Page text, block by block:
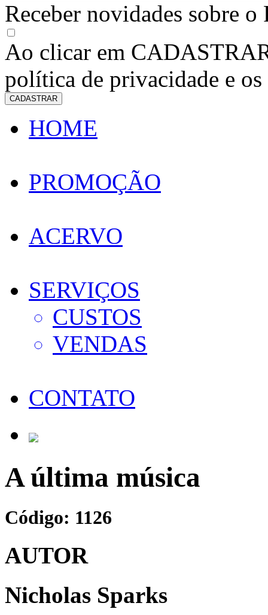
Receber novidades sobre
Ao clicar em
política de privacidade e os
CADASTRAR
HOME
PROMOÇÃO
ACERVO
SERVIÇOS
CUSTOS
VENDAS
CONTATO
A última música
Código: 1126
AUTOR
Nicholas Sparks